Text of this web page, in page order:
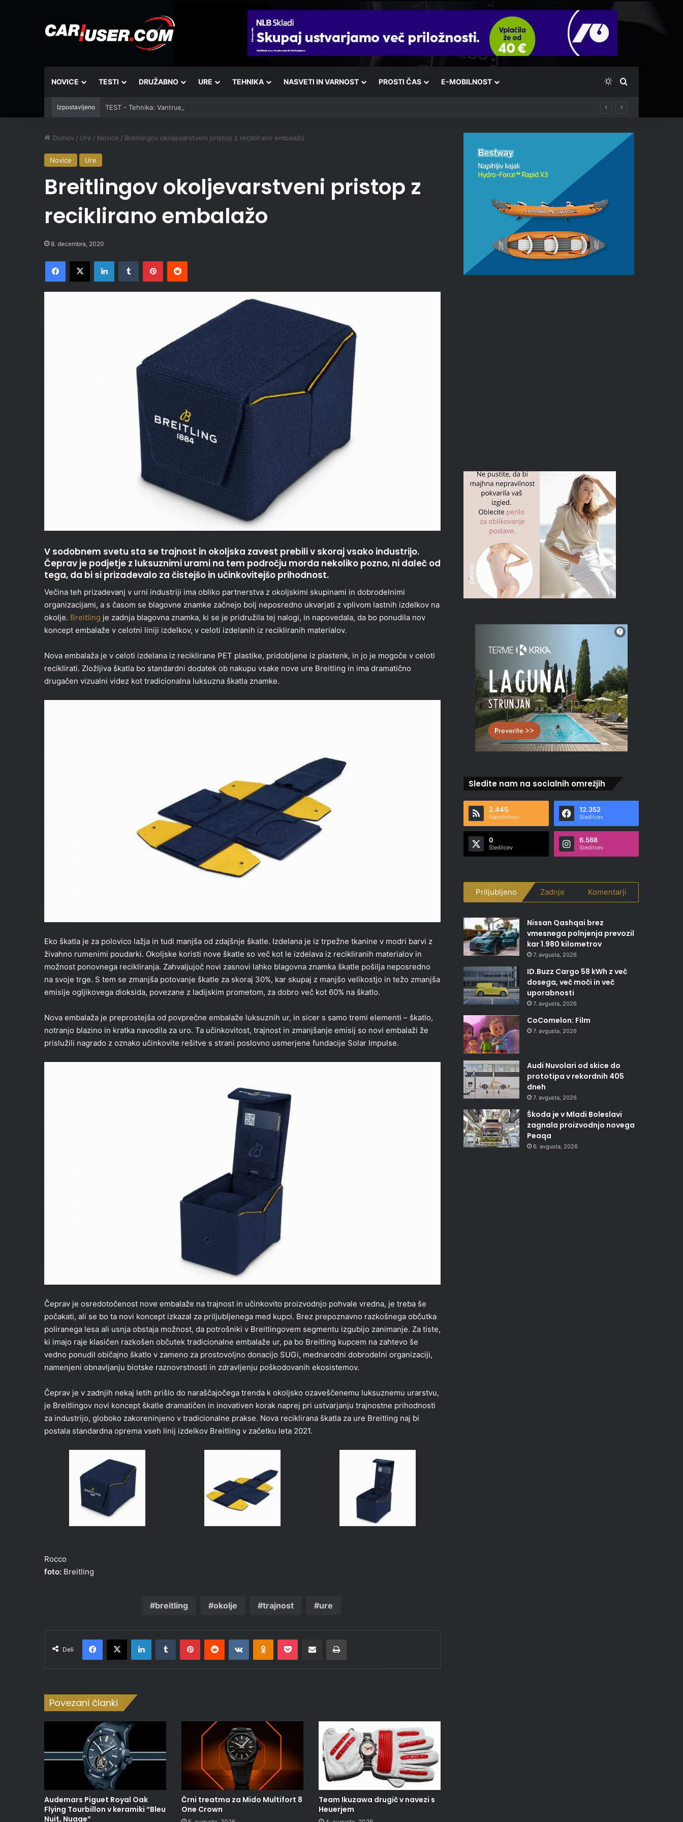
NOVICE TESTI DRUŽABNO URE TEHNIKA NASVETI IN VARNOST PROSTI ČAS E-MOBILNOST Switch skin
Išči
Izpostavljeno TEST - Tehnika: Vantrue JS3
Domov / Ure / Novice / Breitlingov okoljevarstveni pristop z reciklirano embalažo
Novice Ure
Breitlingov okoljevarstveni pristop z
reciklirano embalažo
8. decembra, 2020
Facebook
X LinkedInTumblr PinterestReddit
V sodobnem svetu sta se trajnost in okoljska zavest prebili v skoraj vsako industrijo.
Čeprav je podjetje z luksuznimi urami na tem področju morda nekoliko pozno, ni daleč od
tega, da bi si prizadevalo za čistejšo in učinkovitejšo prihodnost.
Večina teh prizadevanj v urni industriji ima obliko partnerstva z okoljskimi skupinami in dobrodelnimi
organizacijami, a s časom se blagovne znamke začnejo bolj neposredno ukvarjati z vplivom lastnih izdelkov na
okolje. Breitling je zadnja blagovna znamka, ki se je pridružila tej nalogi, in napovedala, da bo ponudila nov
koncept embalaže v celotni liniji izdelkov, v celoti izdelanih iz recikliranih materialov.
Nova embalaža je v celoti izdelana iz reciklirane PET plastike, pridobljene iz plastenk, in jo je mogoče v celoti
reciklirati. Zložljiva škatla bo standardni dodatek ob nakupu vsake nove ure Breitling in ima dramatično
drugačen vizualni videz kot tradicionalna luksuzna škatla znamke.
Eko škatla je za polovico lažja in tudi manjša od zdajšnje škatle. Izdelana je iz trpežne tkanine v modri barvi z
živahno rumenimi poudarki. Okoljske koristi nove škatle so več kot le izdelava iz recikliranih materialov in
možnost ponovnega recikliranja. Zahvaljujoč novi zasnovi lahko blagovna znamka škatle pošilja neposredno
na svoje trge. S tem se zmanjša potovanje škatle za skoraj 30%, kar skupaj z manjšo velikostjo in težo zmanjša
emisije ogljikovega dioksida, povezane z ladijskim prometom, za dobro več kot 60% na škatlo.
Nova embalaža je preprostejša od povprečne embalaže luksuznih ur, in sicer s samo tremi elementi – škatlo,
notranjo blazino in kratka navodila za uro. Ta učinkovitost, trajnost in zmanjšanje emisij so novi embalaži že
prislužili nagrado z oznako učinkovite rešitve s strani poslovno usmerjene fundacije Solar Impulse.
Čeprav je osredotočenost nove embalaže na trajnost in učinkovito proizvodnjo pohvale vredna, je treba še
počakati, ali se bo ta novi koncept izkazal za priljubljenega med kupci. Brez prepoznavno razkošnega občutka
poliranega lesa ali usnja obstaja možnost, da potrošniki v Breitlingovem segmentu izgubijo zanimanje. Za tiste,
ki imajo raje klasičen razkošen občutek tradicionalne embalaže ur, pa bo Breitling kupcem na zahtevo še
vedno ponudil običajno škatlo v zameno za prostovoljno donacijo SUGi, mednarodni dobrodelni organizaciji,
namenjeni obnavljanju biotske raznovrstnosti in zdravljenju poškodovanih ekosistemov.
Čeprav je v zadnjih nekaj letih prišlo do naraščajočega trenda k okoljsko ozaveščenemu luksuznemu urarstvu,
je Breitlingov novi koncept škatle dramatičen in inovativen korak naprej pri ustvarjanju trajnostne prihodnosti
za industrijo, globoko zakoreninjeno v tradicionalne prakse. Nova reciklirana škatla za ure Breitling naj bi
postala standardna oprema vseh linij izdelkov Breitling v začetku leta 2021.
Rocco
foto: Breitling
breitling okolje trajnost ure
Deli
Facebook
X LinkedInTumblr PinterestReddit VKontakteOdnoklassniki
Pocket Deli po epošti Natisni
Povezani članki
Audemars Piguet Royal Oak
Flying Tourbillon v keramiki “Bleu
Nuit, Nuage”
Črni treatma za Mido Multifort 8
One Crown
Team Ikuzawa drugič v navezi s
Heuerjem
Sledite nam na socialnih omrežjih
2.445
Naročnikov
12.352
Sledilcev
0
Sledilcev
6.568
Sledilcev
Priljubljeno Zadnje Komentarji
Nissan Qashqai brez
vmesnega polnjenja prevozil
kar 1.980 kilometrov
7. avgusta, 2026
ID.Buzz Cargo 58 kWh z več
dosega, več moči in več
uporabnosti
7. avgusta, 2026
CoComelon: Film
7. avgusta, 2026
Audi Nuvolari od skice do
prototipa v rekordnih 405
dneh
7. avgusta, 2026
Škoda je v Mladi Boleslavi
zagnala proizvodnjo novega
Peaqa
6. avgusta, 2026